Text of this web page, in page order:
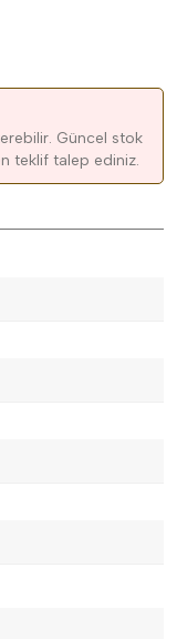
Güncel stok
teklif talep ediniz.